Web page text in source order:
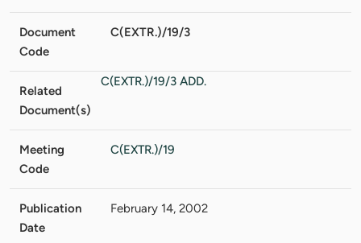
Document
Code
C(EXTR.)/19/3
Related
Document(s)
C(EXTR.)/19/3 ADD.
Meeting
Code
C(EXTR.)/19
Publication
Date
February 14, 2002